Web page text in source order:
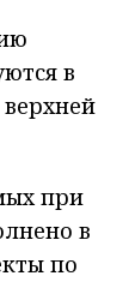
в
при
в
по